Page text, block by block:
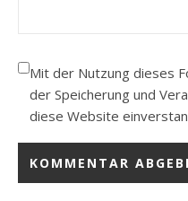
Mit der Nutzung dieses
der Speicherung und
diese Website